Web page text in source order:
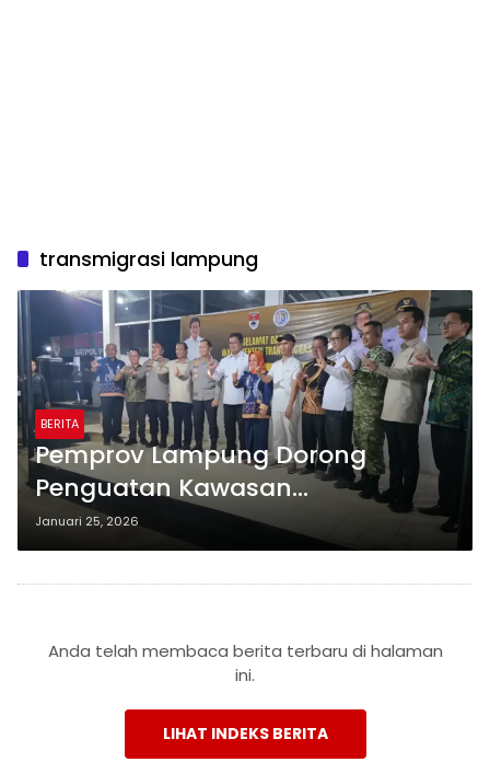
transmigrasi lampung
BERITA
Pemprov Lampung Dorong
Penguatan Kawasan
Transmigrasi Mesuji sebagai
Pusat Pertanian Modern
Januari 25, 2026
Anda telah membaca berita terbaru di halaman
ini.
LIHAT INDEKS BERITA